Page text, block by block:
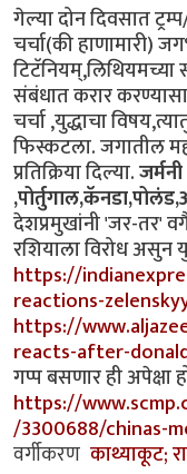
गेल्या दोन दिवसात
चर्चा(की हाणामारी)
टिटॅनियम्,लिथियमच्या
संबंधात करार
चर्चा ,युद्धाचा
फिस्कटला. जगातील
प्रतिक्रिया दिल्या.
देशप्रमुखांनी 'जर-तर'
रशियाला विरोध
https://
reactions-
https://
reacts-after-
गप्प बसणार ही अपेक्षा
https://
/3300688/chinas-
वर्गीकरण काथ्याकूट;